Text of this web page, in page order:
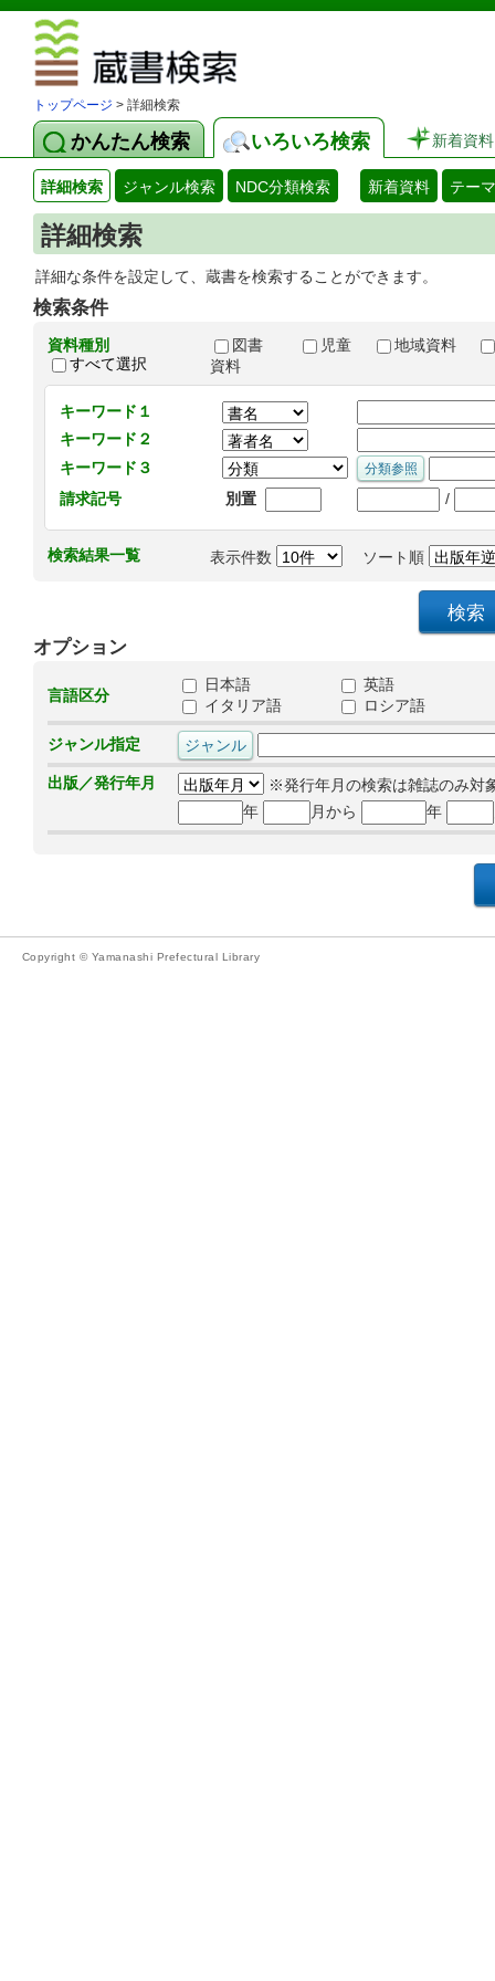
トップページ > 詳細検索
かんたん検索 いろいろ検索 新着資料
詳細検索 ジャンル検索 NDC分類検索 新着資料 テー
詳細検索
詳細な条件を設定して、蔵書を検索することができます。
検索条件
資料種別
すべて選択
図書 児童
地域資料
資料
キーワード１
キーワード２
キーワード３
請求記号
別置 /
検索結果一覧 表示件数 ソート順
オプション
言語区分
日本語
英語
イタリア語
ロシア語
ジャンル指定
出版／発行年月
※発行年月の検索は雑誌のみ対
年
月から 年
Copyright © Yamanashi Prefectural Library